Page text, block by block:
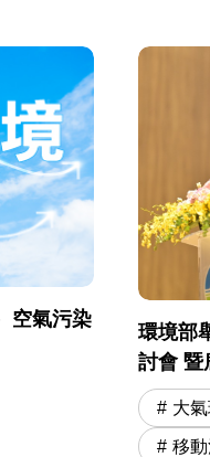
空氣污染
環境部
討會 暨
大
移